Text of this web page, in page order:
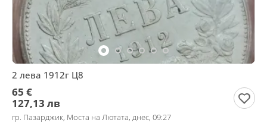
2 лева 1912г Ц8
65 €
127,13 лв
гр. Пазарджик, Моста на Лютата, днес, 09:27